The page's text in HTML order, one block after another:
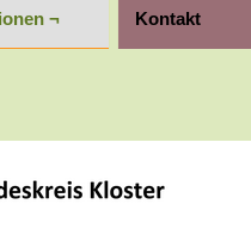
¬ Kontakt